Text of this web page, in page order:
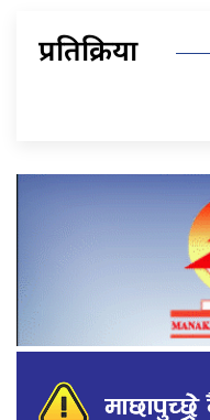
प्रतिक्रिया